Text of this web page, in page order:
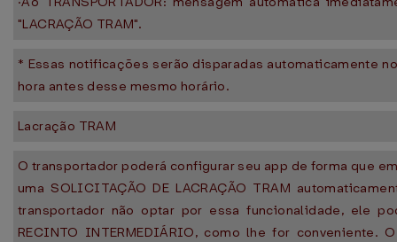
"LACRAÇÃO TRAM".
* Essas notificações serão disparadas automaticamente
hora antes desse mesmo horário.
Lacração TRAM
O transportador poderá configurar seu app de forma que
uma SOLICITAÇÃO DE LACRAÇÃO TRAM
transportador não optar por essa funcionalidade, ele
RECINTO INTERMEDIÁRIO, como lhe for